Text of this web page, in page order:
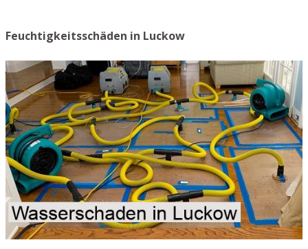
Feuchtigkeitsschäden in Luckow